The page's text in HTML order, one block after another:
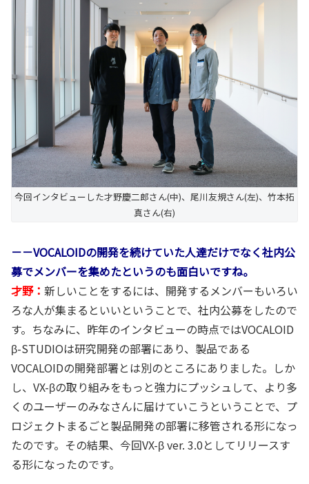
今回インタビューした才野慶二郎さん(中)、尾川友規さん(左)、竹本拓
真さん(右)
－－VOCALOIDの開発を続けていた人達だけでなく社内公
募でメンバーを集めたというのも面白いですね。
才野： 新しいことをするには、開発するメンバーもいろい
ろな人が集まるといいということで、社内公募をしたので
す。ちなみに、昨年のインタビューの時点ではVOCALOID
β-STUDIOは研究開発の部署にあり、製品である
VOCALOIDの開発部署とは別のところにありました。しか
し、VX-βの取り組みをもっと強力にプッシュして、より多
くのユーザーのみなさんに届けていこうということで、プ
ロジェクトまるごと製品開発の部署に移管される形になっ
たのです。その結果、今回VX-β ver. 3.0としてリリースす
る形になったのです。